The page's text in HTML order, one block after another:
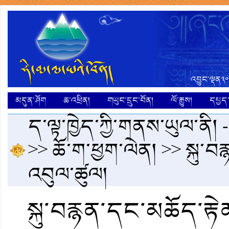
མདུན་ཤོག
ཆ་འཕྲིན། གཡུང་དྲུང་བོན། ལོ་རྒྱུས།
ད་ལྟ་ཁྱེད་ཀྱི་གནས་ཡུལ་ནི།
>>ཆོ་ག་ཕྱག་ལེན།>>
འབུལ་ཚུལ།